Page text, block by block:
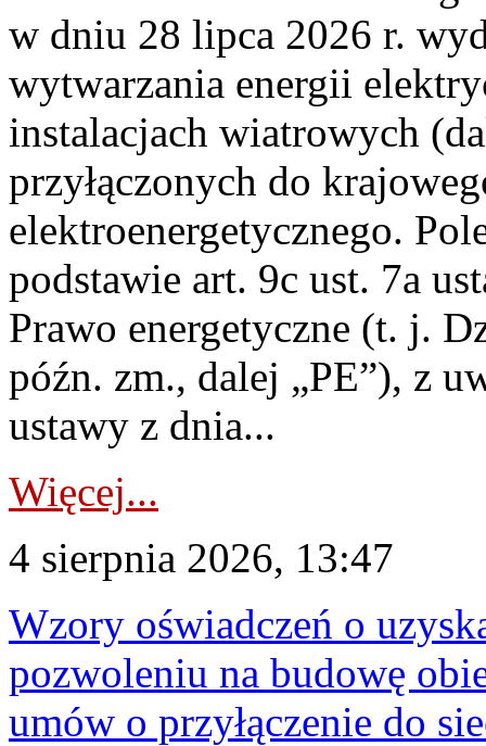
w dniu 28 lipca 2026 r.
wytwarzania energii
instalacjach wiatrowych
przyłączonych do
elektroenergetycznego.
podstawie art. 9c ust. 7a
Prawo energetyczne (t. j.
późn. zm., dalej „PE”), z
ustawy z dnia...
Więcej...
4 sierpnia 2026, 13:47
Wzory oświadczeń o
pozwoleniu na budowę
umów o przyłączenie do